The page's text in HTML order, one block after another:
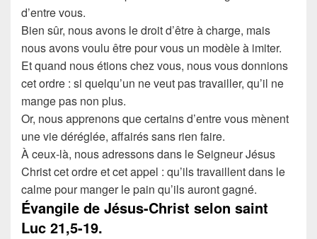
d’entre vous.
Bien sûr, nous avons le droit d’être à charge, mais
nous avons voulu être pour vous un modèle à imiter.
Et quand nous étions chez vous, nous vous donnions
cet ordre : si quelqu’un ne veut pas travailler, qu’il ne
mange pas non plus.
Or, nous apprenons que certains d’entre vous mènent
une vie déréglée, affairés sans rien faire.
À ceux-là, nous adressons dans le Seigneur Jésus
Christ cet ordre et cet appel : qu’ils travaillent dans le
calme pour manger le pain qu’ils auront gagné.
Évangile de Jésus-Christ selon saint
Luc 21,5-19.